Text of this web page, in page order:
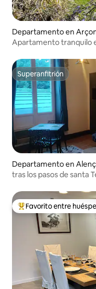
Departamento en
Apartamento tranquilo
Superanfitrión
Superanfitrión
Departamento en
tras los pasos de santa
De los mejores en
Favorito entre